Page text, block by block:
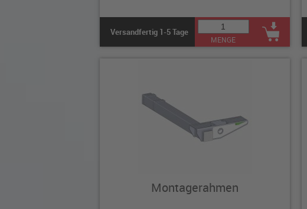
Versandfertig 1-5 Tage
MENGE
Montagerahmen